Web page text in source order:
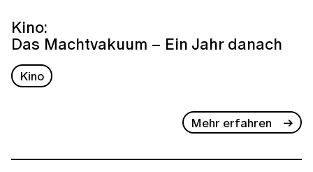
Kino:
Das Machtvakuum – Ein Jahr danach
Kino
Mehr erfahren